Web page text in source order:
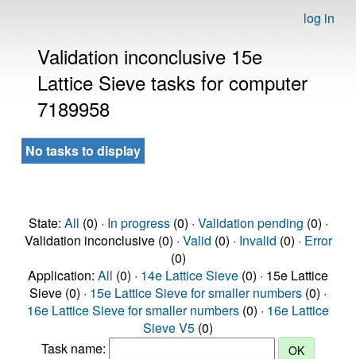
log in
Validation inconclusive 15e
Lattice Sieve tasks for computer
7189958
No tasks to display
State: All (0) · In progress(0) · Validation pending (0) ·
Validation inconclusive (0) · Valid (0) · Invalid (0) · Error
(0)
Application: All (0) · 14e Lattice Sieve (0) · 15e Lattice
Sieve (0) · 15e Lattice Sieve for smaller numbers (0) ·
16e Lattice Sieve for smaller numbers (0) · 16e Lattice
Sieve V5 (0)
Task name: